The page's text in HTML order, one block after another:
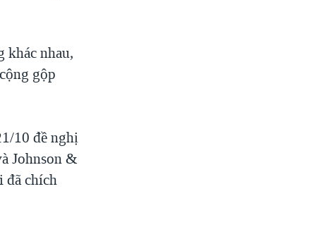
khác nhau,
gộp
10 đề nghị
Johnson &
đã chích